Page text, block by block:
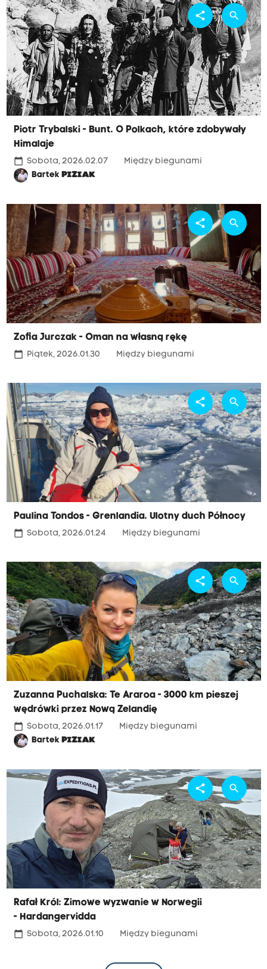
Piotr Trybalski - Bunt. O Polkach, które zdobywały
Himalaje
calendar_today Sobota, 2026.02.07
Między biegunami
BartekPIZIAK
share search
Zofia Jurczak - Oman na własną rękę
calendar_today Piątek, 2026.01.30 Między biegunami
share search
Paulina Tondos - Grenlandia. Ulotny duch Północy
calendar_today Sobota, 2026.01.24 Między biegunami
share search
Zuzanna Puchalska: Te Araroa - 3000 km pieszej
wędrówki przez Nową Zelandię
calendar_today Sobota, 2026.01.17
Między biegunami
BartekPIZIAK
share search
Rafał Król: Zimowe wyzwanie w Norwegii
- Hardangervidda
calendar_today Sobota, 2026.01.10 Między biegunami
share search